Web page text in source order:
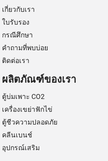
เกี่ยวกับเรา
ใบรับรอง
กรณีศึกษา
คำถามที่พบบ่อย
ติดต่อเรา
ผลิตภัณฑ์ของเรา
ตู้บ่มเพาะ CO2
เครื่องเขย่าฟักไข่
ตู้ชีวความปลอดภัย
คลีนเบนช์
อุปกรณ์เสริม